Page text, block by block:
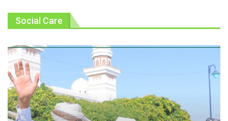
Social Care